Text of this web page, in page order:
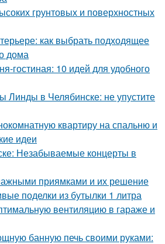
грунтовых и поверхностных
как выбрать подходящее
дома
гостиная: 10 идей для удобного
Линды в Челябинске: не упустите
квартиру на спальню и
идеи
Незабываемые концерты в
приямками и их решение
поделки из бутылки 1 литра
вентиляцию в гараже и
банную печь своими руками: